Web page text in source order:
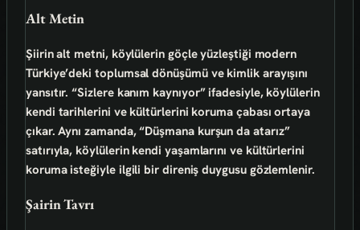
Alt Metin
Şiirin alt metni, köylülerin göçle yüzleştiği modern
Türkiye’deki toplumsal dönüşümü ve kimlik arayışını
yansıtır. “Sizlere kanım kaynıyor” ifadesiyle, köylülerin
kendi tarihlerini ve kültürlerini koruma çabası ortaya
çıkar. Aynı zamanda, “Düşmana kurşun da atarız”
satırıyla, köylülerin kendi yaşamlarını ve kültürlerini
koruma isteğiyle ilgili bir direniş duygusu gözlemlenir.
Şairin Tavrı